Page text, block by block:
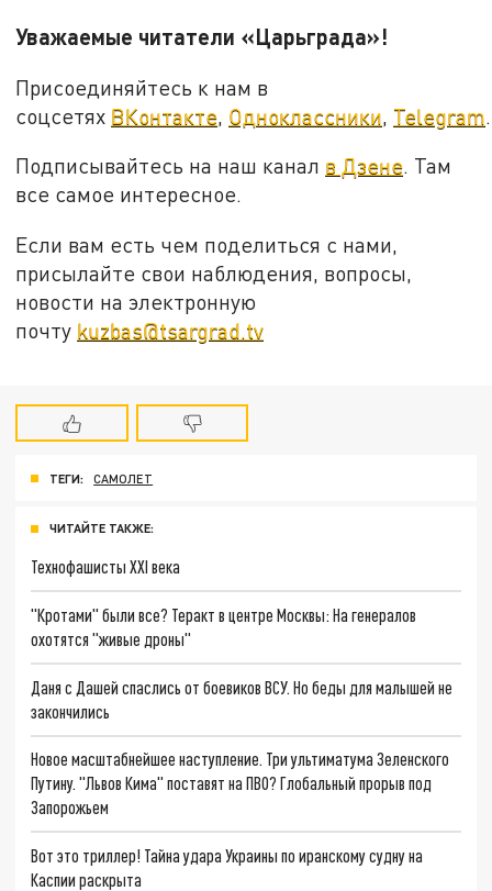
Уважаемые читатели «Царьграда»!
Присоединяйтесь к нам в
соцсетях ВКонтакте, Одноклассники, Telegram.
Подписывайтесь на наш канал в Дзене. Там
все самое интересное.
Если вам есть чем поделиться с нами,
присылайте свои наблюдения, вопросы,
новости на электронную
почту kuzbas@tsargrad.tv
ТЕГИ: САМОЛЕТ
ЧИТАЙТЕ ТАКЖЕ:
Технофашисты XXI века
"Кротами" были все? Теракт в центре Москвы: На генералов
охотятся "живые дроны"
Даня с Дашей спаслись от боевиков ВСУ. Но беды для малышей не
закончились
Новое масштабнейшее наступление. Три ультиматума Зеленского
Путину. "Львов Кима" поставят на ПВО? Глобальный прорыв под
Запорожьем
Вот это триллер! Тайна удара Украины по иранскому судну на
Каспии раскрыта